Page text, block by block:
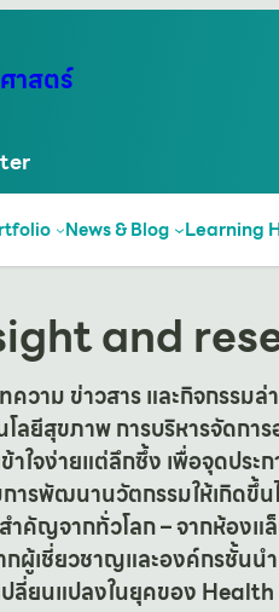
าสตร์
News & Blog Learning
and
ความ ข่าวสาร และกิจกรรมล่
ลยีสุขภาพ การบริหารจัดก
าใจง่ายแต่ลึกซึ้ง เพื่อจุดปร
การพัฒนานวัตกรรมให้เกิดขึ้น
ำคัญจากทั่วโลก – จากห้องแ
ผู้เชี่ยวชาญและองค์กรชั้นน
ลี่ยนแปลงในยุคของ